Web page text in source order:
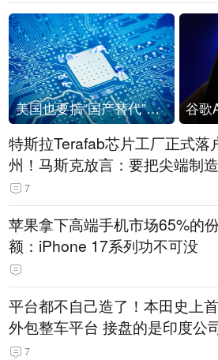
美国也要搞“国产替代”？先算清三笔账
特斯拉Terafab芯片工厂正式落
州！马斯克放言：要把尖端制
回美国
7
苹果拿下高端手机市场65%的份
额：iPhone 17系列功不可没
平台都不自己造了！本田史上
外包整车平台 接盘的是印度公
7